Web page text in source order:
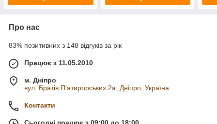
Про нас
83% позитивних з 148 відгуків за рік
Працює з 11.05.2010
м. Дніпро
вул. Братів П'ятирорських 2а, Дніпро, Україна
Контакти